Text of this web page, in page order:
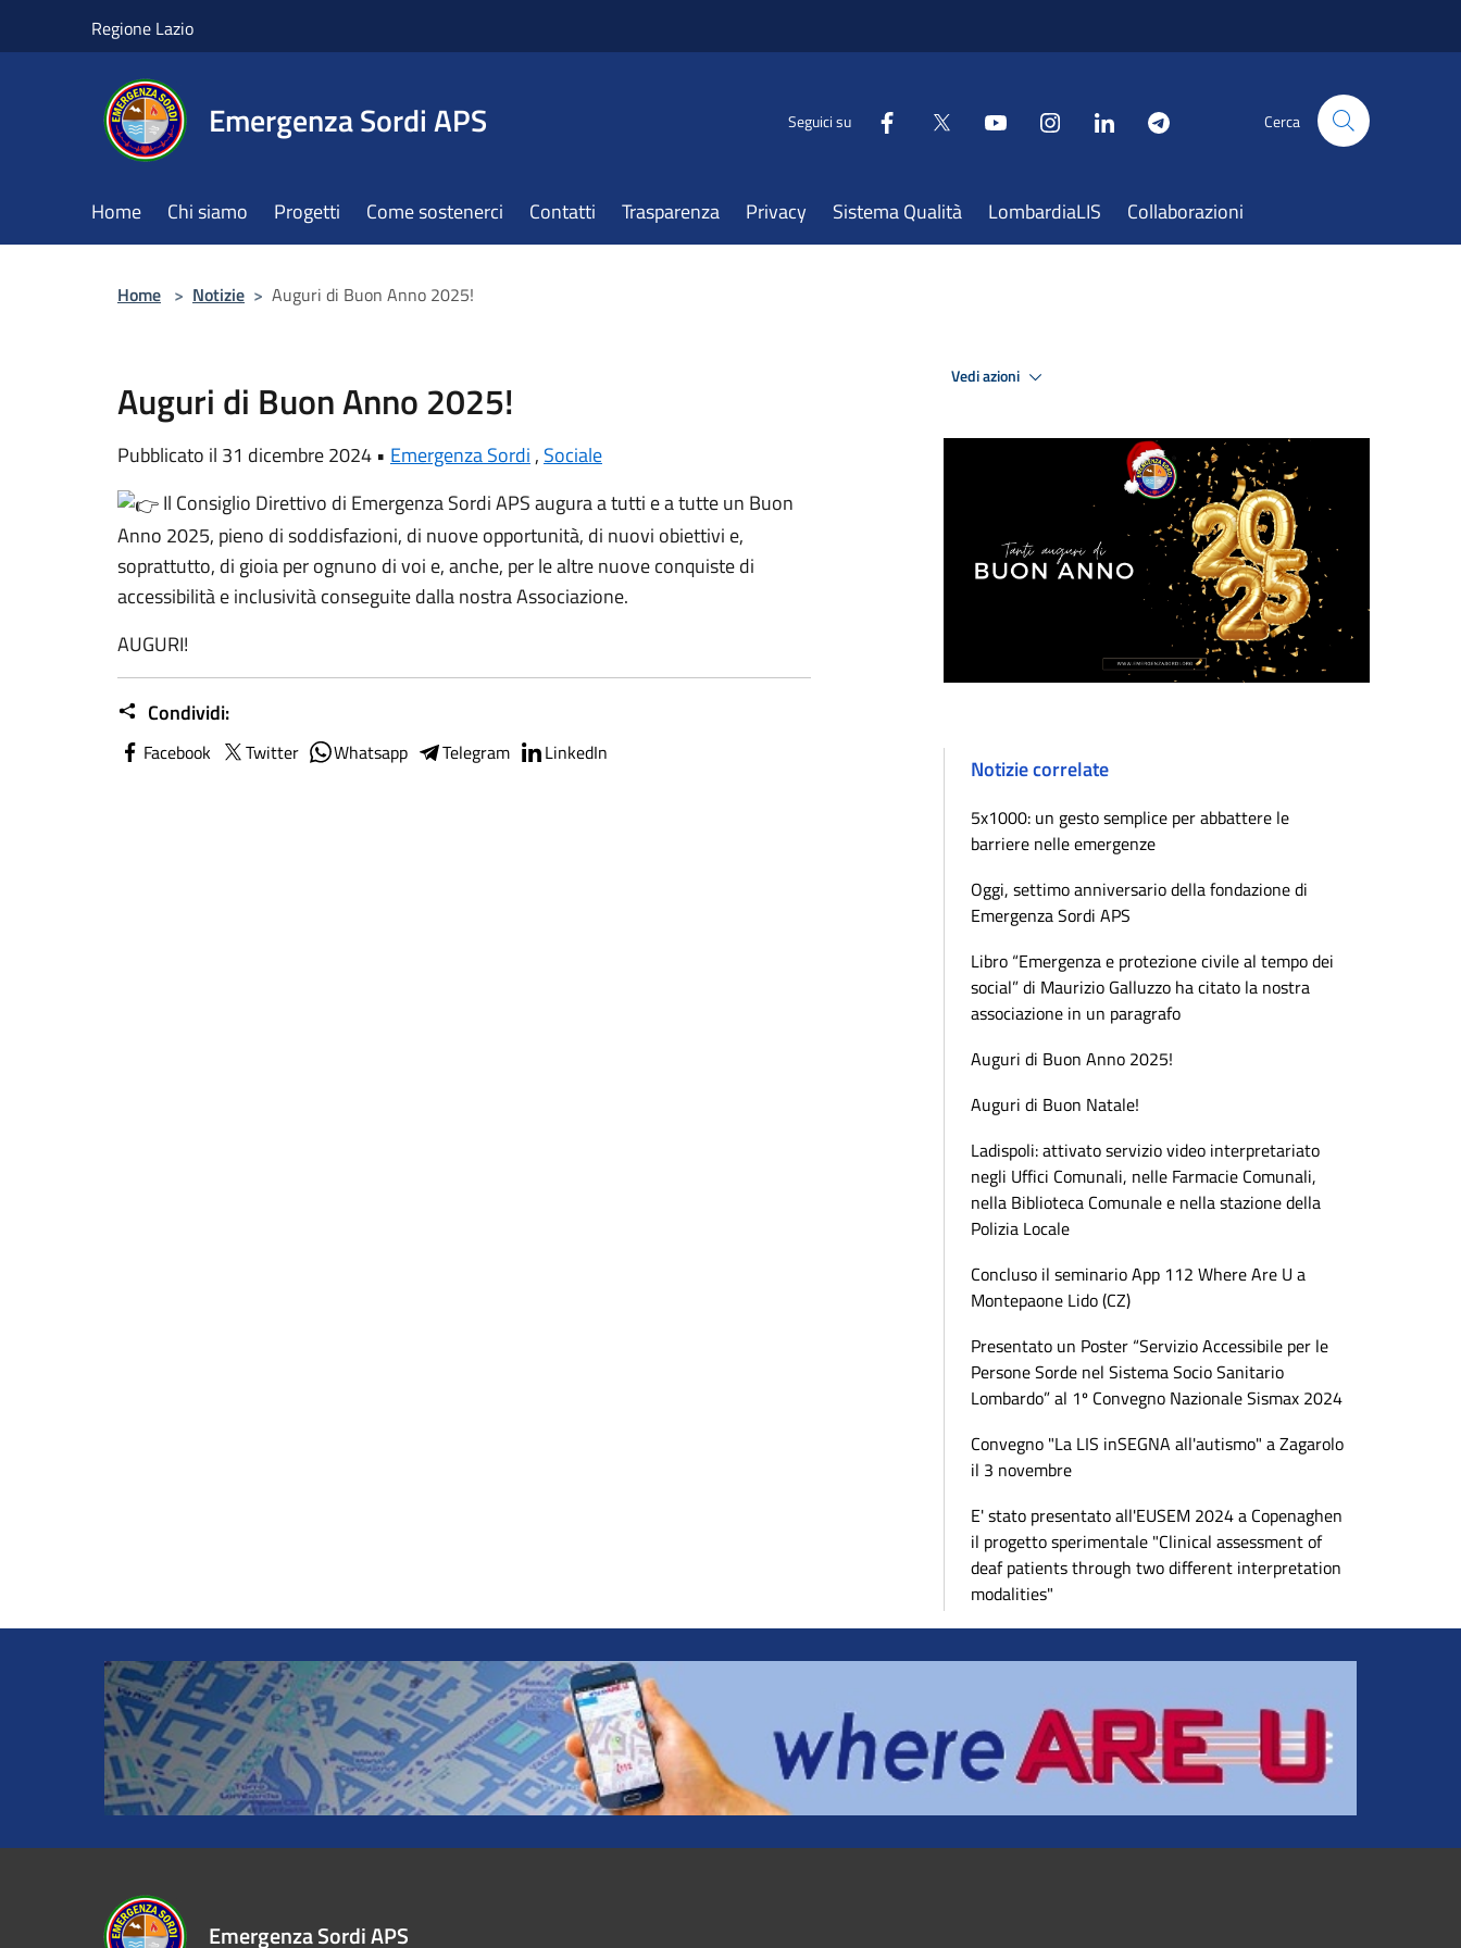
Regione Lazio
Emergenza Sordi APS Seguici su Cerca
Home Chi siamo Progetti Come sostenerci Contatti Trasparenza Privacy Sistema Qualità LombardiaLIS Collaborazioni
Home > Notizie > Auguri di Buon Anno 2025!
Auguri di Buon Anno 2025!
Pubblicato il 31 dicembre 2024 • Emergenza Sordi , Sociale
Il Consiglio Direttivo di Emergenza Sordi APS augura a tutti e a tutte un Buon
Anno 2025, pieno di soddisfazioni, di nuove opportunità, di nuovi obiettivi e,
soprattutto, di gioia per ognuno di voi e, anche, per le altre nuove conquiste di
accessibilità e inclusività conseguite dalla nostra Associazione.
AUGURI!
Condividi:
Facebook Twitter Whatsapp Telegram LinkedIn
Vedi azioni
Notizie correlate
5x1000: un gesto semplice per abbattere le
barriere nelle emergenze
Oggi, settimo anniversario della fondazione di
Emergenza Sordi APS
Libro “Emergenza e protezione civile al tempo dei
social” di Maurizio Galluzzo ha citato la nostra
associazione in un paragrafo
Auguri di Buon Anno 2025!
Auguri di Buon Natale!
Ladispoli: attivato servizio video interpretariato
negli Uffici Comunali, nelle Farmacie Comunali,
nella Biblioteca Comunale e nella stazione della
Polizia Locale
Concluso il seminario App 112 Where Are U a
Montepaone Lido (CZ)
Presentato un Poster “Servizio Accessibile per le
Persone Sorde nel Sistema Socio Sanitario
Lombardo” al 1º Convegno Nazionale Sismax 2024
Convegno "La LIS inSEGNA all'autismo" a Zagarolo
il 3 novembre
E' stato presentato all'EUSEM 2024 a Copenaghen
il progetto sperimentale "Clinical assessment of
deaf patients through two different interpretation
modalities"
Emergenza Sordi APS